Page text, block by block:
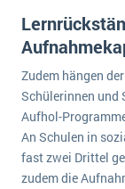
Zudem hängen
Schülerinnen und
Aufhol-
An Schulen in
fast zwei Drittel
zudem die